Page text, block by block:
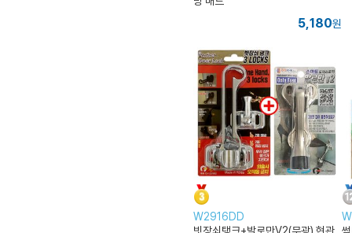
5,180원
W2916DD